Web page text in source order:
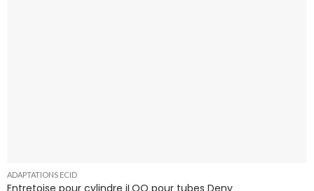
ADAPTATIONS ECID
Entretoise pour cylindre iLOQ pour tubes Deny